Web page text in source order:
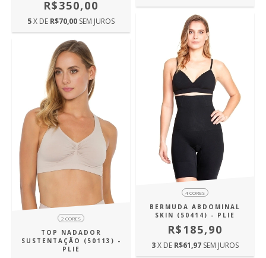
R$350,00
5X DE R$70,00 SEM JUROS
2 CORES
TOP NADADOR
SUSTENTAÇÃO (50113) -
PLIE
4 CORES
BERMUDA ABDOMINAL
SKIN (50414) - PLIE
R$185,90
3X DE R$61,97 SEM JUROS